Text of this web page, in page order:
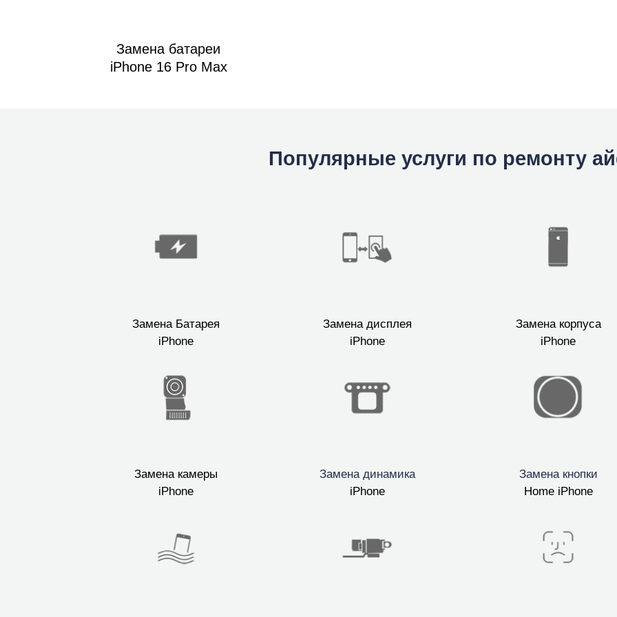
Замена батареи
iPhone 16 Pro Max
Популярные услуги по ремонту
Замена Батарея
iPhone
Замена дисплея
iPhone
Замена корпуса
iPhone
Замена камеры
iPhone
Замена динамика
iPhone
Замена кнопки
Home iPhone